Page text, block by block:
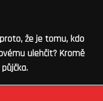
že je tomu, kdo
ulehčit? Kromě